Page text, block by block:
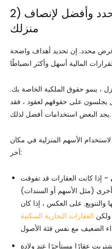
2) لديك استخدام محدد وأفضل لإنصاف
منزلك
غرض محدد. إن تحديد أهداف واضحة
، ينمو حقوق الملكية الخاصة بك.
يجلسون على حقوقهم لعقود ، فقد
يجد البعض استخدامات أفضل لذلك.
الأسهم المنزلية في مكان
آخر:
– إذا كانت العقارات قد تفوقت
(مثل الأسهم أو السندات)
والتنويع. على العكس ، إذا كان
العقارات التجارية السكنية
عقارًا مستأجرًا عند ولادة